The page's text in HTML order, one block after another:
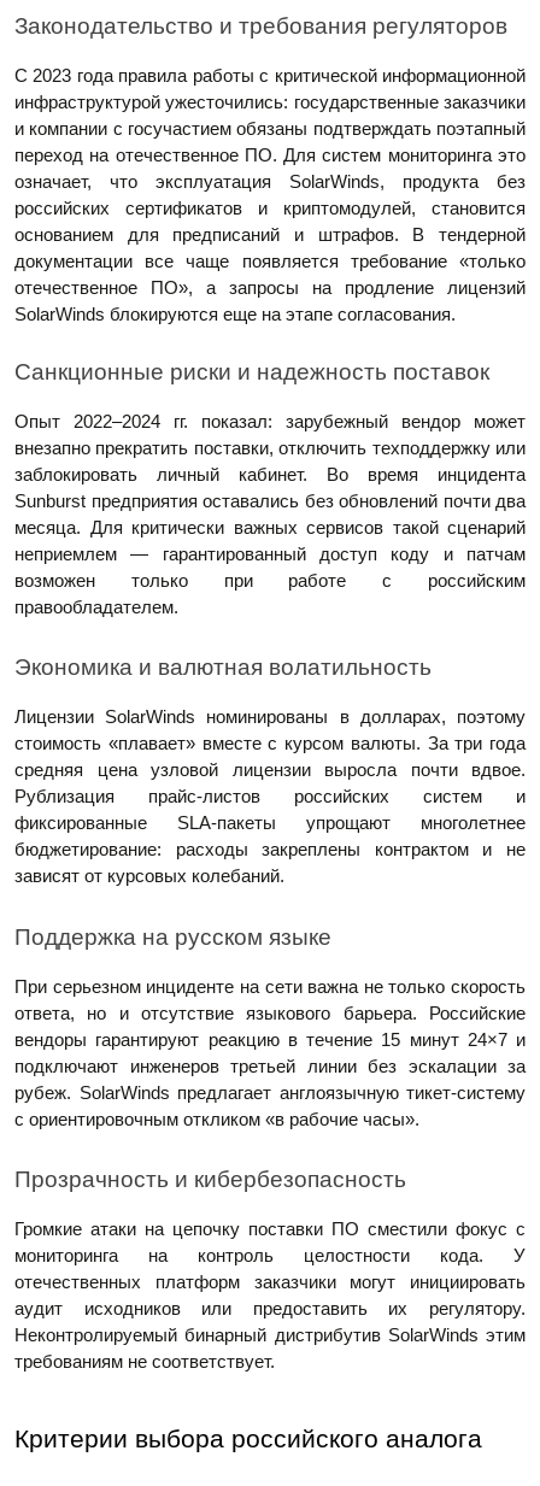
Законодательство и требования регуляторов
С 2023 года правила работы с критической информационной
инфраструктурой ужесточились: государственные заказчики
и компании с госучастием обязаны подтверждать поэтапный
переход на отечественное ПО. Для систем мониторинга это
означает, что эксплуатация SolarWinds, продукта без
российских сертификатов и криптомодулей, становится
основанием для предписаний и штрафов. В тендерной
документации все чаще появляется требование «только
отечественное ПО», а запросы на продление лицензий
SolarWinds блокируются еще на этапе согласования.
Санкционные риски и надежность поставок
Опыт 2022–2024 гг. показал: зарубежный вендор может
внезапно прекратить поставки, отключить техподдержку или
заблокировать личный кабинет. Во время инцидента
Sunburst предприятия оставались без обновлений почти два
месяца. Для критически важных сервисов такой сценарий
неприемлем — гарантированный доступ коду и патчам
возможен только при работе с российским
правообладателем.
Экономика и валютная волатильность
Лицензии SolarWinds номинированы в долларах, поэтому
стоимость «плавает» вместе с курсом валюты. За три года
средняя цена узловой лицензии выросла почти вдвое.
Рублизация прайс‑листов российских систем и
фиксированные SLA‑пакеты упрощают многолетнее
бюджетирование: расходы закреплены контрактом и не
зависят от курсовых колебаний.
Поддержка на русском языке
При серьезном инциденте на сети важна не только скорость
ответа, но и отсутствие языкового барьера. Российские
вендоры гарантируют реакцию в течение 15 минут 24×7 и
подключают инженеров третьей линии без эскалации за
рубеж. SolarWinds предлагает англоязычную тикет‑систему
с ориентировочным откликом «в рабочие часы».
Прозрачность и кибербезопасность
Громкие атаки на цепочку поставки ПО сместили фокус с
мониторинга на контроль целостности кода. У
отечественных платформ заказчики могут инициировать
аудит исходников или предоставить их регулятору.
Неконтролируемый бинарный дистрибутив SolarWinds этим
требованиям не соответствует.
Критерии выбора российского аналога